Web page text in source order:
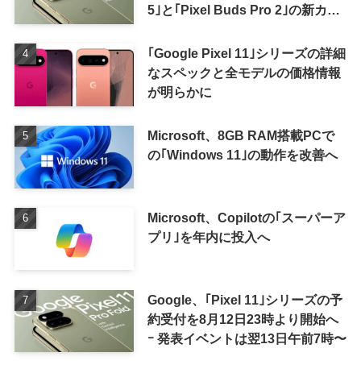
5｣と｢Pixel Buds Pro 2｣の新カラ
｢Google Pixel 11｣シリーズの詳細
なスペックと全モデルの価格情報
が明らかに
Microsoft、8GB RAM搭載PCで
の｢Windows 11｣の動作を改善へ
Microsoft、Copilotの｢スーパーア
プリ｣を年内に投入へ
Google、｢Pixel 11｣シリーズの予
約受付を8月12日23時より開始へ
ｰ 発表イベントは翌13日午前7時〜